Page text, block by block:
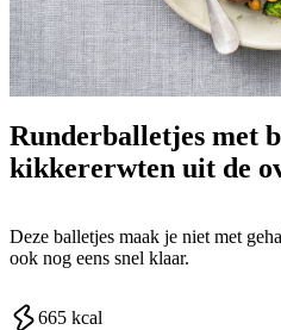
Runderballetjes met
kikkererwten uit de
Deze balletjes maak je niet met
ook nog eens snel klaar.
665 kcal